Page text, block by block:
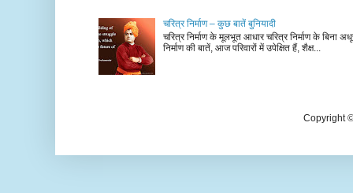
चरित्र निर्माण – कुछ बातें बुनियादी
चरित्र निर्माण के मूलभूत आधार चरित्र निर्माण के बिना
निर्माण की बातें, आज परिवारों में उपेक्षित हैं, शैक्ष...
Copyright